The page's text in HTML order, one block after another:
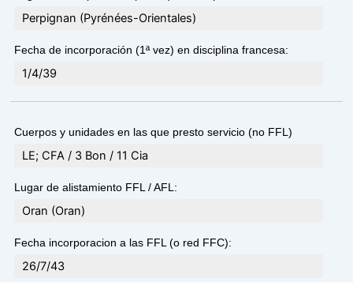
Perpignan (Pyrénées-Orientales)
Fecha de incorporación (1ª vez) en disciplina francesa:
1/4/39
Cuerpos y unidades en las que presto servicio (no FFL)
LE; CFA / 3 Bon / 11 Cia
Lugar de alistamiento FFL / AFL:
Oran (Oran)
Fecha incorporacion a las FFL (o red FFC):
26/7/43